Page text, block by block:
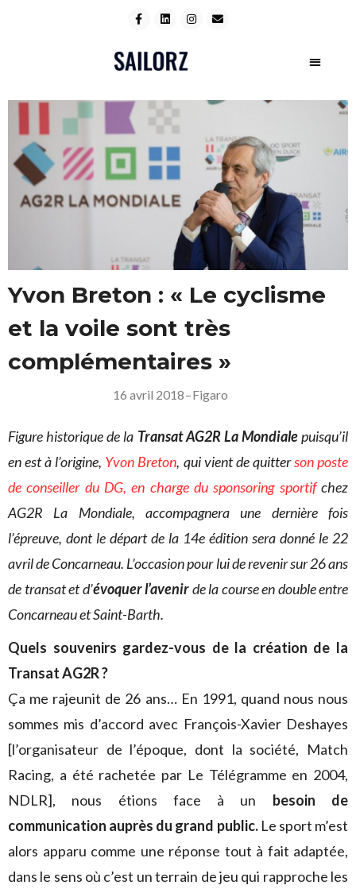
Yvon Breton : « Le cyclisme
et la voile sont très
complémentaires »
16 avril 2018–Figaro
Figure historique de la Transat AG2R La Mondialepuisqu’il
en est à l’origine, Yvon Breton, qui vient de quitterson poste
de conseiller du DG, en charge du sponsoring sportifchez
AG2R La Mondiale, accompagnera une dernière fois
l’épreuve, dont le départ de la 14e édition sera donné le 22
avril de Concarneau. L’occasion pour lui de revenir sur 26 ans
de transat et d’évoquer l’avenirde la course en double entre
Concarneau et Saint-Barth.
Quels souvenirs gardez-vous de la création de la
Transat AG2R ?
Ça me rajeunit de 26 ans… En 1991, quand nous nous
sommes mis d’accord avec François-Xavier Deshayes
[l’organisateur de l’époque, dont la société, Match
Racing, a été rachetée par Le Télégramme en 2004,
NDLR], nous étions face à un besoin de
communication auprès du grand public.Le sport m’est
alors apparu comme une réponse tout à fait adaptée,
dans le sens où c’est un terrain de jeu qui rapproche les